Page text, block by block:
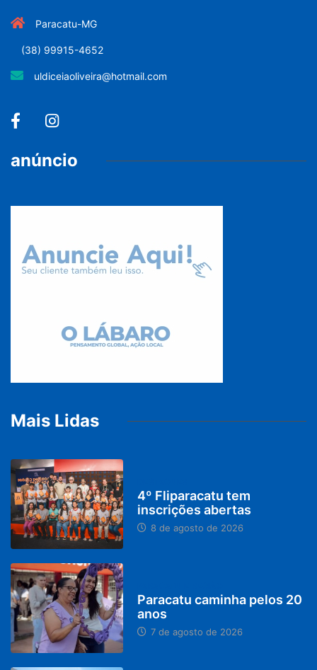
Paracatu-MG
(38) 99915-4652
uldiceiaoliveira@hotmail.com
anúncio
Mais Lidas
4º Fliparacatu tem
inscrições abertas
8 de agosto de 2026
Paracatu caminha pelos 20
anos
7 de agosto de 2026